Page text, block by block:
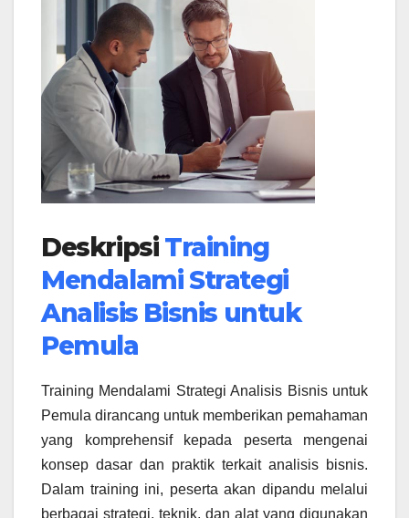
Deskripsi Training
Mendalami Strategi
Analisis Bisnis untuk
Pemula
Training Mendalami Strategi Analisis Bisnis untuk
Pemula dirancang untuk memberikan pemahaman
yang komprehensif kepada peserta mengenai
konsep dasar dan praktik terkait analisis bisnis.
Dalam training ini, peserta akan dipandu melalui
berbagai strategi, teknik, dan alat yang digunakan